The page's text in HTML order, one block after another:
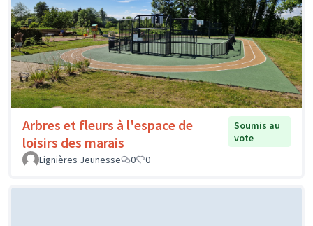
Arbres et fleurs à l'espace de
loisirs des marais
Soumis au
vote
Lignières Jeunesse
0 0